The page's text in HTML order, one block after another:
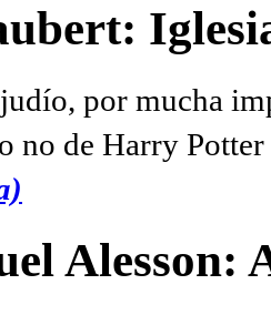
por mucha
no de Harry
Alesson: